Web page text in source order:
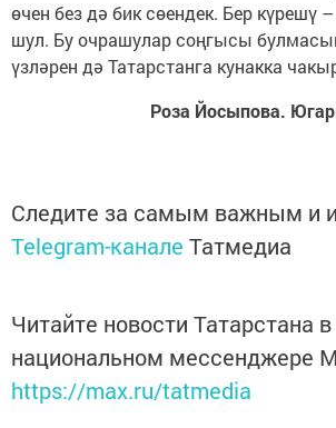
өчен без дә бик сөендек. Бер күрешү
шул. Бу очрашулар соңгысы
үзләрен дә Татарстанга кунакка
Роза Йосыпова.
Следите за самым важным и
Telegram-канале Татмедиа
Читайте новости Татарстана в
национальном мессенджере
https://max.ru/tatmedia